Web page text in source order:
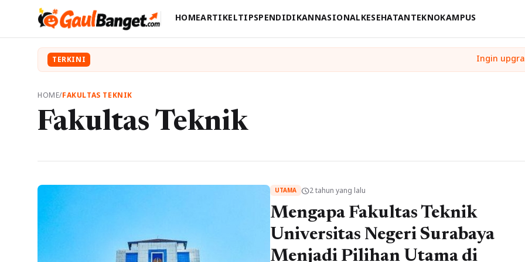
HOMEARTIKELTIPSPENDIDIKANNASIONALKESEHATANTEKNOKAMPUS
TERKINI
HOME/FAKULTAS TEKNIK
Fakultas Teknik
UTAMA schedule2 tahun yang lalu
Mengapa Fakultas Teknik
Universitas Negeri Surabaya
Menjadi Pilihan Utama di